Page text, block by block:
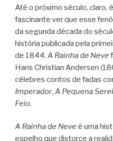
Até o próximo século, claro,
fascinante ver que esse
da segunda década do
história publicada pela
de 1844. A Rainha de Neve
Hans Christian Andersen
célebres contos de fadas
Imperador, A Pequena
Feio.
A Rainha de Neve é uma
espelho que distorce a